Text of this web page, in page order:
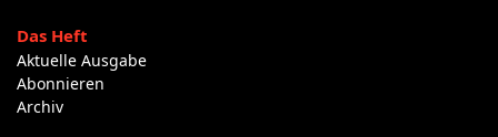
Das Heft
Aktuelle Ausgabe
Abonnieren
Archiv